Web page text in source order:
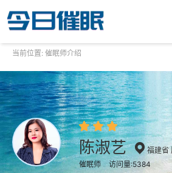
当前位置: 催眠师介绍
陈淑艺
福建省
催眠师
访问量:5384